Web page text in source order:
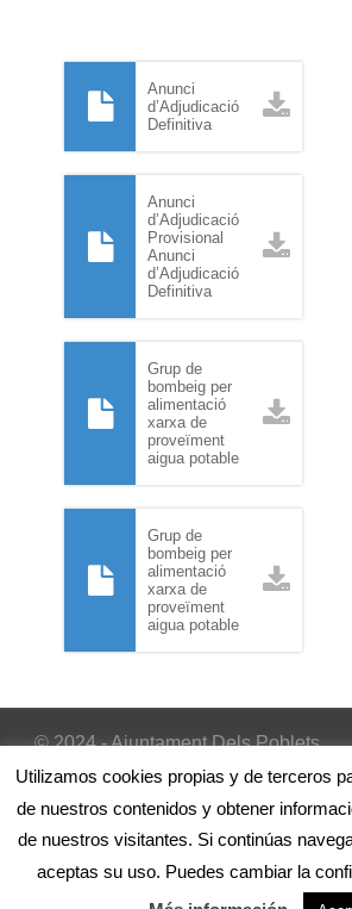
Anunci
d’Adjudicació
Definitiva
Anunci
d’Adjudicació
Provisional
Anunci
d’Adjudicació
Definitiva
Grup de
bombeig per
alimentació
xarxa de
proveïment
aigua potable
Grup de
bombeig per
alimentació
xarxa de
proveïment
aigua potable
© 2024 - Ajuntament Dels Poblets
Inicio |Avís Legal |Política
Utilizamos cookies propias y de terceros
de nuestros contenidos y obtener
de nuestros visitantes. Si continúas
aceptas su uso. Puedes cambiar la